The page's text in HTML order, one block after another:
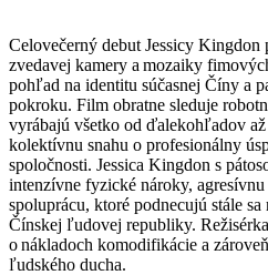
Celovečerný debut Jessicy Kingdon
zvedavej kamery a mozaiky
pohľad na identitu súčasnej Číny a
pokroku. Film obratne sleduje
vyrábajú všetko od ďalekohľadov
kolektívnu snahu o profesionálny
spoločnosti. Jessica Kingdon s
intenzívne fyzické nároky,
spoluprácu, ktoré podnecujú stále
Čínskej ľudovej republiky.
o nákladoch komodifikácie a
ľudského ducha.